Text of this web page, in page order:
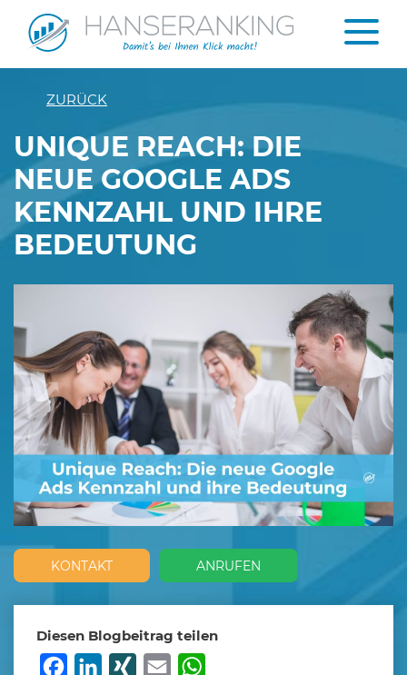
ZURÜCK
UNIQUE REACH: DIE
NEUE GOOGLE ADS
KENNZAHL UND IHRE
BEDEUTUNG
KONTAKT ANRUFEN
Diesen Blogbeitrag teilen
FacebookLinkedIn
XING Email